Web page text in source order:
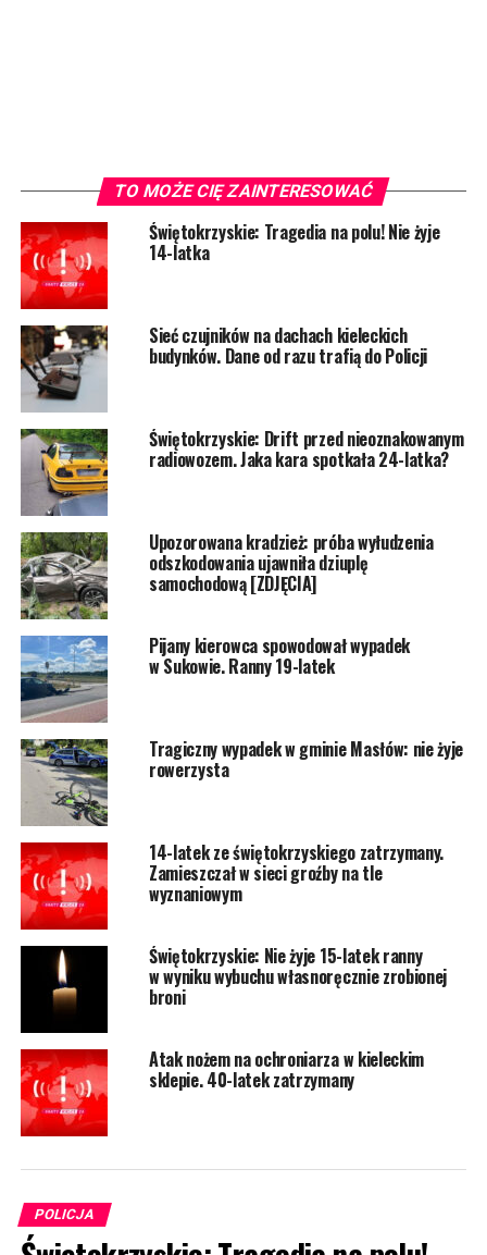
TO MOŻE CIĘ ZAINTERESOWAĆ
Świętokrzyskie: Tragedia na polu! Nie żyje
14-latka
Sieć czujników na dachach kieleckich
budynków. Dane od razu trafią do Policji
Świętokrzyskie: Drift przed nieoznakowanym
radiowozem. Jaka kara spotkała 24-latka?
Upozorowana kradzież: próba wyłudzenia
odszkodowania ujawniła dziuplę
samochodową [ZDJĘCIA]
Pijany kierowca spowodował wypadek
w Sukowie. Ranny 19-latek
Tragiczny wypadek w gminie Masłów: nie żyje
rowerzysta
14-latek ze świętokrzyskiego zatrzymany.
Zamieszczał w sieci groźby na tle
wyznaniowym
Świętokrzyskie: Nie żyje 15-latek ranny
w wyniku wybuchu własnoręcznie zrobionej
broni
Atak nożem na ochroniarza w kieleckim
sklepie. 40-latek zatrzymany
POLICJA